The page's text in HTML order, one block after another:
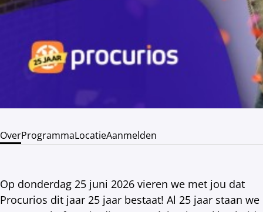
OverProgrammaLocatieAanmelden
Op donderdag 25 juni 2026 vieren we met jou dat
Procurios dit jaar 25 jaar bestaat! Al 25 jaar staan we